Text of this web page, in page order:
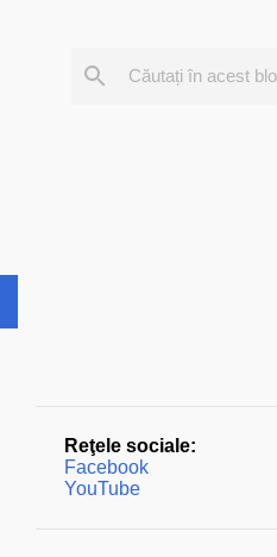
Reţele sociale:
Facebook
YouTube